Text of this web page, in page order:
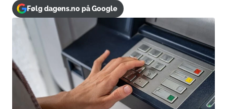
Følg dagens.no på Google